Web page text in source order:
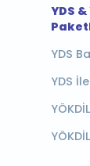
YDS
YDS
YDS